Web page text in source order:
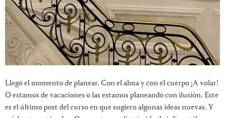
Llegó el momento de planear. Con el alma y con el cuerpo ¡A volar!
O estamos de vacaciones o las estamos planeando con ilusión. Este
es el último post del curso en que sugiero algunas ideas nuevas. Y